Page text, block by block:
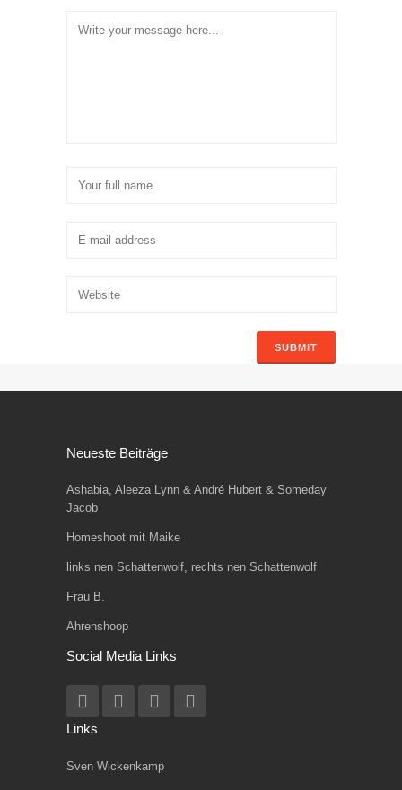
Neueste Beiträge
Ashabia, Aleeza Lynn & André Hubert & Someday
Jacob
Homeshoot mit Maike
links nen Schattenwolf, rechts nen Schattenwolf
Frau B.
Ahrenshoop
Social Media Links
Links
Sven Wickenkamp